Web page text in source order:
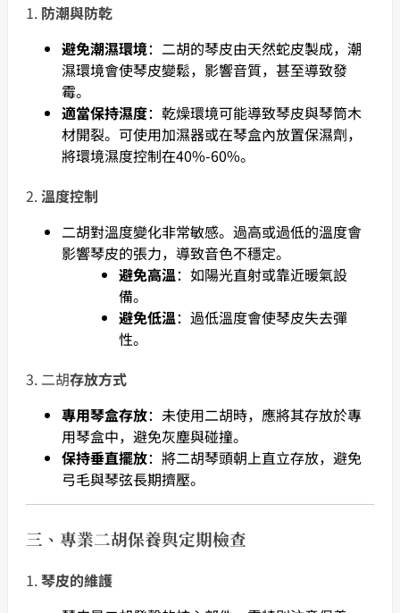
1. 防潮與防乾
避免潮濕環境：二胡的琴皮由天然蛇皮製成，潮
濕環境會使琴皮變鬆，影響音質，甚至導致發
霉。
適當保持濕度：乾燥環境可能導致琴皮與琴筒木
材開裂。可使用加濕器或在琴盒內放置保濕劑，
將環境濕度控制在40%-60%。
2.溫度控制
二胡對溫度變化非常敏感。過高或過低的溫度會
影響琴皮的張力，導致音色不穩定。
避免高溫：如陽光直射或靠近暖氣設
備。
避免低溫：過低溫度會使琴皮失去彈
性。
3. 二胡存放方式
專用琴盒存放：未使用二胡時，應將其存放於專
用琴盒中，避免灰塵與碰撞。
保持垂直擺放：將二胡琴頭朝上直立存放，避免
弓毛與琴弦長期擠壓。
三、專業二胡保養與定期檢查
1.琴皮的維護